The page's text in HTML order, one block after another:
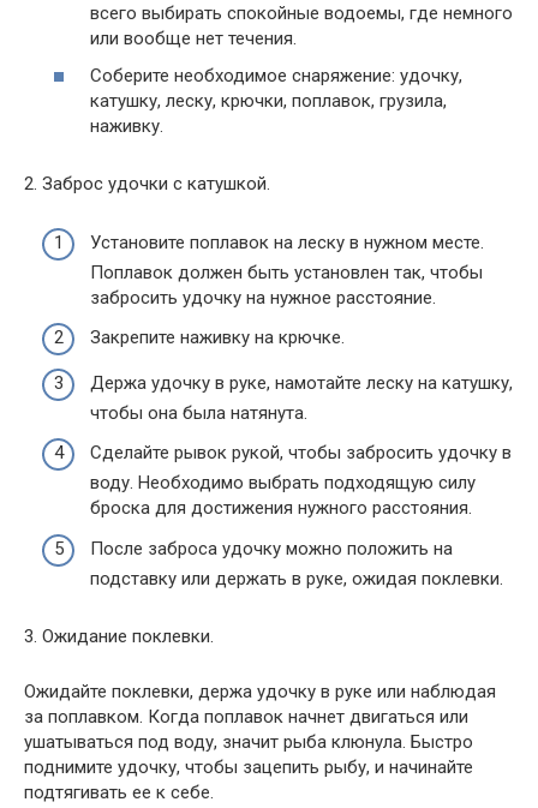
всего выбирать спокойные водоемы, где немного
или вообще нет течения.
Соберите необходимое снаряжение: удочку,
катушку, леску, крючки, поплавок, грузила,
наживку.
2. Заброс удочки с катушкой.
Установите поплавок на леску в нужном месте.
Поплавок должен быть установлен так, чтобы
забросить удочку на нужное расстояние.
Закрепите наживку на крючке.
Держа удочку в руке, намотайте леску на катушку,
чтобы она была натянута.
Сделайте рывок рукой, чтобы забросить удочку в
воду. Необходимо выбрать подходящую силу
броска для достижения нужного расстояния.
После заброса удочку можно положить на
подставку или держать в руке, ожидая поклевки.
3. Ожидание поклевки.
Ожидайте поклевки, держа удочку в руке или наблюдая
за поплавком. Когда поплавок начнет двигаться или
ушатываться под воду, значит рыба клюнула. Быстро
поднимите удочку, чтобы зацепить рыбу, и начинайте
подтягивать ее к себе.